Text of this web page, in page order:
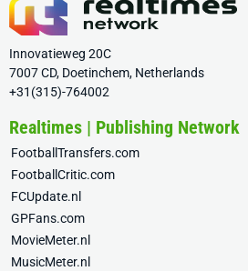
Innovatieweg 20C
7007 CD, Doetinchem, Netherlands
+31(315)-764002
Realtimes | Publishing Network
FootballTransfers.com
FootballCritic.com
FCUpdate.nl
GPFans.com
MovieMeter.nl
MusicMeter.nl